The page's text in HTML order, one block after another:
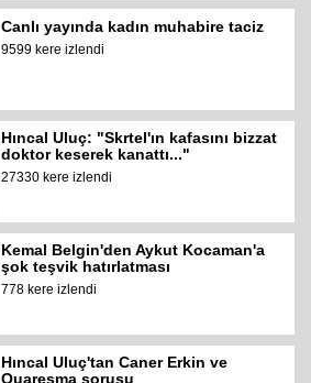
Canlı yayında kadın muhabire taciz
9599 kere izlendi
Hıncal Uluç: "Skrtel'ın kafasını bizzat
doktor keserek kanattı..."
27330 kere izlendi
Kemal Belgin'den Aykut Kocaman'a
şok teşvik hatırlatması
778 kere izlendi
Hıncal Uluç'tan Caner Erkin ve
Quaresma sorusu